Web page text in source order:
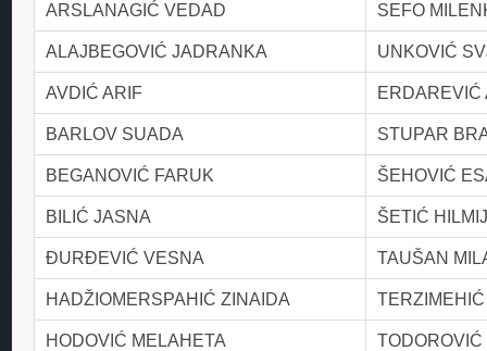
ARSLANAGIĆ VEDAD SEFO
ALAJBEGOVIĆ JADRANKA UNKOVIĆ
AVDIĆ ARIF ERDAREVIĆ
BARLOV SUADA STUPAR
BEGANOVIĆ FARUK ŠEHOVIĆ
BILIĆ JASNA ŠETIĆ
ĐURĐEVIĆ VESNA TAUŠAN
HADŽIOMERSPAHIĆ ZINAIDA
HODOVIĆ MELAHETA